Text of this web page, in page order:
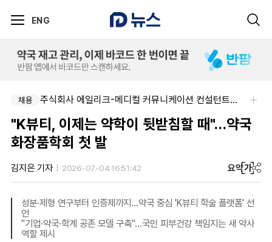
ENG
채용 주식회사 에일리크-메디컬 커뮤니케이션 컨설턴트(Associate) / 메디컬라이터 채용
"K뷰티, 이제는 약학이 뒷받침할 때"…약국
화장품학회 첫 발
김지은 기자 2026-07-04 16:51:42 요약가
성분·제형 연구부터 인증제까지…약국 중심 'K뷰티 학술 플랫폼' 선
언
"기업·약국·학계 공존 모델 구축"…국민 피부건강 책임지는 새 약사
역할 제시